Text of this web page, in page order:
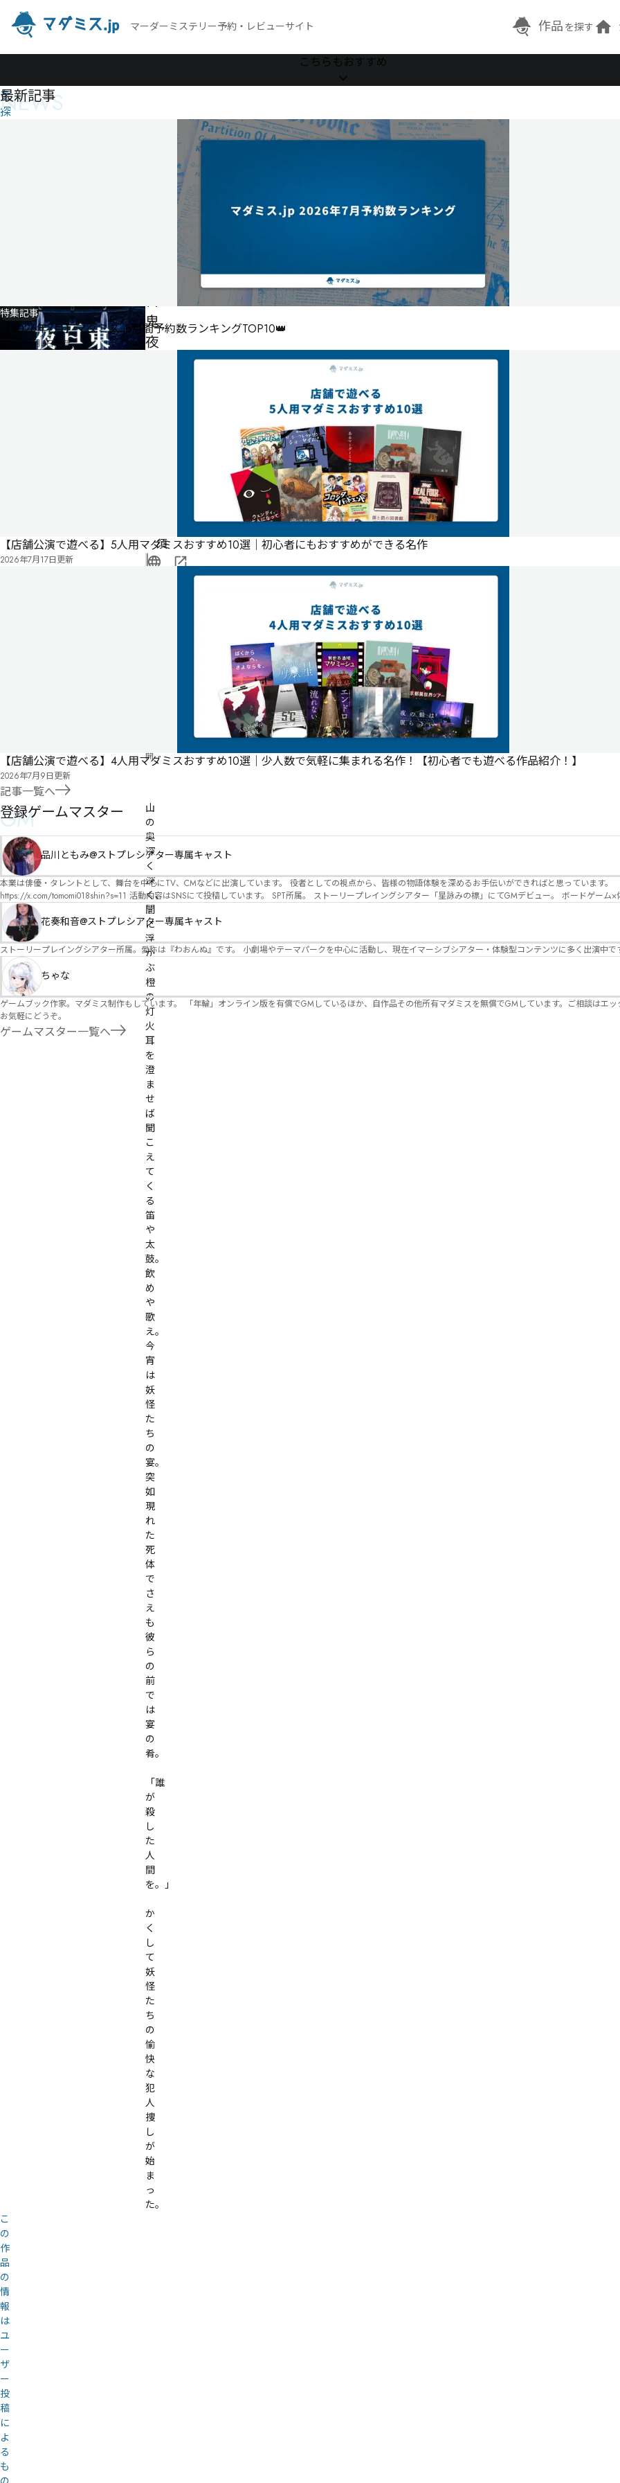
マーダーミステリー予約・レビューサイト 作品 を探す
を
探
鬼
夜
須
開
山
の
奥
深
く
深
く、
闇
に
浮
か
ぶ
橙
の
灯
火
耳
を
澄
ま
せ
ば
聞
こ
え
て
く
る
笛
や
太
鼓。
飲
め
や
歌
え。
今
宵
は
妖
怪
た
ち
の
宴。
突
如
現
れ
た
死
体
で
さ
え
も
彼
ら
の
前
で
は
宴
の
肴。
「誰
が
殺
し
た
人
間
を。」
か
く
し
て
妖
怪
た
ち
の
愉
快
な
犯
人
捜
し
が
始
ま
っ
た。
こ
の
作
品
の
情
報
は
ユ
ー
ザ
ー
投
稿
に
よ
る
も
こちらもおすすめ
NEWS
最新記事
特集記事
【2026年7月】マダミス.jp月間予約数ランキングTOP10👑
2026年8月3日更新
【店舗公演で遊べる】5人用マダミスおすすめ10選｜初心者にもおすすめができる名作
2026年7月17日更新
【店舗公演で遊べる】4人用マダミスおすすめ10選｜少人数で気軽に集まれる名作！【初心者でも遊べる作品紹介！】
2026年7月9日更新
記事一覧へ
GM
登録ゲームマスター
品川ともみ@ストプレシアター専属キャスト
本業は俳優・タレントとして、舞台を中心にTV、CMなどに出演しています。 役者としての視点から、皆様の物語体験を深めるお手伝いができればと思っています。
https://x.com/tomomi018shin?s=11 活動内容はSNSにて投稿しています。 SPT所属。 ストーリープレイングシアター「星詠みの標」にてGMデビュー。 ボードゲーム×体感型演劇 イマ
ーシブカフェ「コアクト」(不定期開催)出演中。
花奏和音@ストプレシアター専属キャスト
ストーリープレイングシアター所属。愛称は『わおんぬ』です。 小劇場やテーマパークを中心に活動し、現在イマーシブシアター・体験型コンテンツに多く出演中で
ちゃな
ゲームブック作家。マダミス制作もしています。 「年輪」オンライン版を有償でGMしているほか、自作品その他所有マダミスを無償でGMしています。ご相談はエッ
お気軽にどうぞ。
ゲームマスター一覧へ